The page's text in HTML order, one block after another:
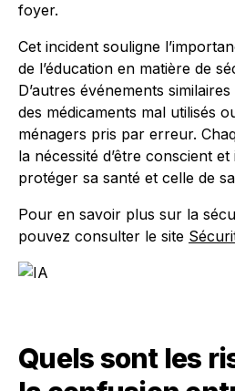
foyer.
Cet incident souligne
de l’éducation en matière de
D’autres événements
des médicaments mal utilisés
ménagers pris par erreur.
la nécessité d’être conscient
protéger sa santé et celle de
Pour en savoir plus sur la
pouvez consulter le site
Quels sont les